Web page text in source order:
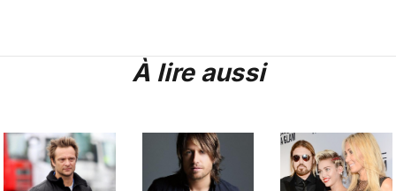
À lire aussi